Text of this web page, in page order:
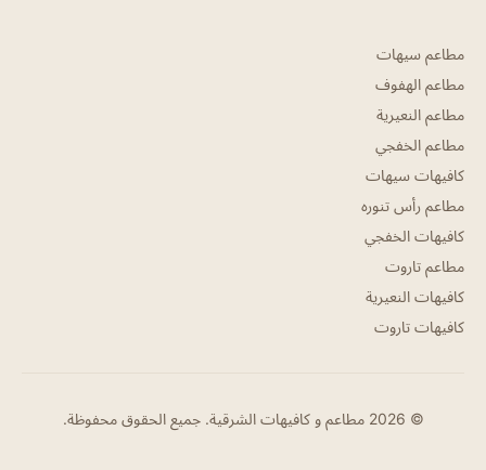
مطاعم سيهات
مطاعم الهفوف
مطاعم النعيرية
مطاعم الخفجي
كافيهات سيهات
مطاعم رأس تنوره
كافيهات الخفجي
مطاعم تاروت
كافيهات النعيرية
كافيهات تاروت
© 2026 مطاعم و كافيهات الشرقية. جميع الحقوق محفوظة.